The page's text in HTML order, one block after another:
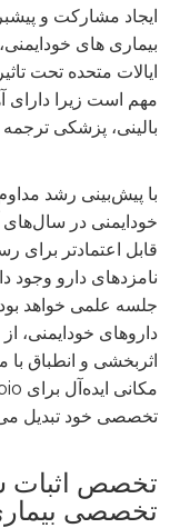
ایجاد مشارکت و
ایالات متحده تحت
مهم است زیرا
بالینی، پزشکی
با پیش‌بینی رشد
خودایمنی در سال‌های
قابل اعتمادتر برای
جلسه علمی خواهد
داروهای خودایمنی،
اثربخشی و انطباق
تخصصی خود تبدیل
تخصصی